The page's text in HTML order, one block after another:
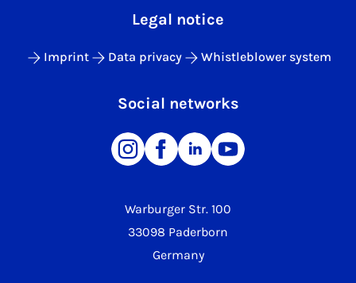
Warburger Str. 100
33098 Paderborn
Germany
Legal notice
Imprint Data privacy Whistleblower system
Social networks